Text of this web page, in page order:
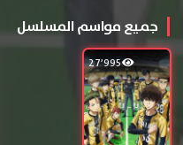
جميع مواسم المسلسل
27٬995